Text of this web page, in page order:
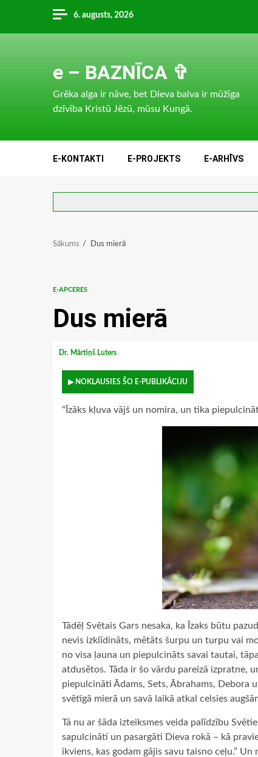
content
6. augusts, 2026
e – BAZNĪCA ✞
Grēka alga ir nāve, bet Dieva balva ir mūžīga
dzīvība Kristū Jēzū, mūsu Kungā.
E-KONTAKTI E-PROJEKTS E-ARHĪVS
Sākums Dus mierā
E-APCERES
Dus mierā
Dr. Mārtiņš Luters
▶ NOKLAUSIES ŠO E-PUBLIKĀCIJU
“Īzāks kļuva vājš un nomira, un tika
Tādēļ Svētais Gars nesaka, ka Īzaks būtu
nevis izklīdināts, mētāts šurpu un turpu vai
no visa ļauna un piepulcināts savai tautai,
atdusētos. Tāda ir šo vārdu pareizā izpratne,
piepulcināti Ādams, Sets, Ābrahams, Debora
svētīgā mierā un savā laikā atkal celsies
Tā nu ar šāda izteiksmes veida palīdzību
sapulcināti un pasargāti Dieva rokā – kā
ikviens, kas godam gājis savu taisno ceļu.”